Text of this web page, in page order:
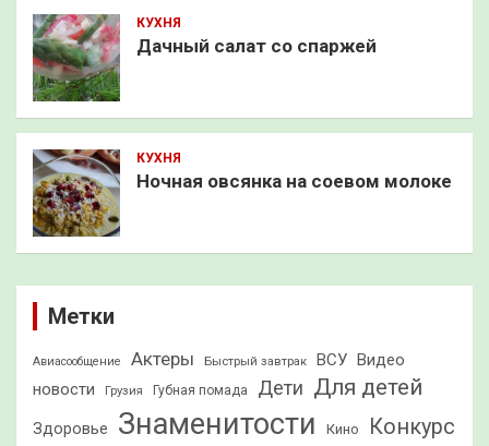
КУХНЯ
Дачный салат со спаржей
КУХНЯ
Ночная овсянка на соевом молоке
Метки
Авиасообщение Актеры Быстрый завтрак ВСУ
Видео
новости
Грузия Губная помада Дети Для детей
Здоровье Знаменитости Кино
Конкурс